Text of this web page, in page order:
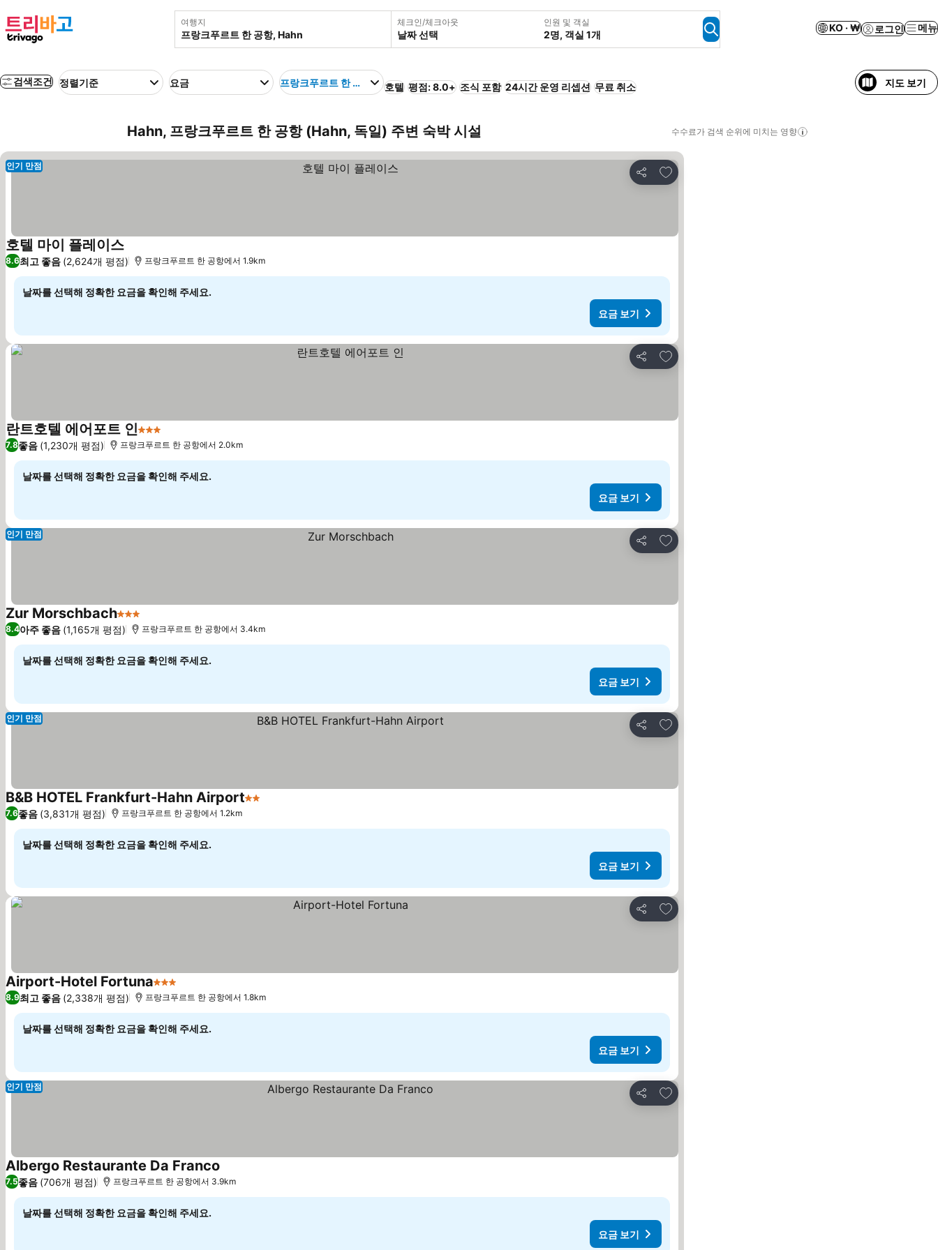
여행지 체크인/체크아웃
날짜 선택
인원 및 객실
2명, 객실 1개
KO · ₩ 로그인 메뉴
검색조건 정렬기준 요금 프랑크푸르트 한 공항 호텔 평점: 8.0+ 조식 포함 24시간 운영 리셉션 무료 취소 지도 보기
Hahn, 프랑크푸르트 한 공항 (Hahn, 독일) 주변 숙박 시설 수수료가 검색 순위에 미치는 영향
공유
즐겨찾기에 추가
인기 만점
호텔 마이 플레이스요금 보기
8.6최고 좋음 (2,624개 평점) 프랑크푸르트 한 공항에서 1.9km
날짜를 선택해 정확한 요금을 확인해 주세요.
요금 보기
공유
즐겨찾기에 추가
란트호텔 에어포트 인3 성급
7.8좋음 (1,230개 평점) 프랑크푸르트 한 공항에서 2.0km
날짜를 선택해 정확한 요금을 확인해 주세요.
요금 보기
공유
즐겨찾기에 추가
인기 만점
Zur Morschbach3 성급
8.4아주 좋음 (1,165개 평점) 프랑크푸르트 한 공항에서 3.4km
날짜를 선택해 정확한 요금을 확인해 주세요.
요금 보기
공유
즐겨찾기에 추가
인기 만점
B&B HOTEL Frankfurt-Hahn Airport2 성급
7.6좋음 (3,831개 평점) 프랑크푸르트 한 공항에서 1.2km
날짜를 선택해 정확한 요금을 확인해 주세요.
요금 보기
공유
즐겨찾기에 추가
Airport-Hotel Fortuna3 성급
8.9최고 좋음 (2,338개 평점) 프랑크푸르트 한 공항에서 1.8km
날짜를 선택해 정확한 요금을 확인해 주세요.
요금 보기
공유
즐겨찾기에 추가
인기 만점
Albergo Restaurante Da Franco
7.5좋음 (706개 평점) 프랑크푸르트 한 공항에서 3.9km
날짜를 선택해 정확한 요금을 확인해 주세요.
요금 보기